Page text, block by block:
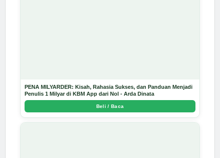
PENA MILYARDER: Kisah, Rahasia Sukses, dan Panduan Menjadi
Penulis 1 Milyar di KBM App dari Nol - Arda Dinata
Beli / Baca